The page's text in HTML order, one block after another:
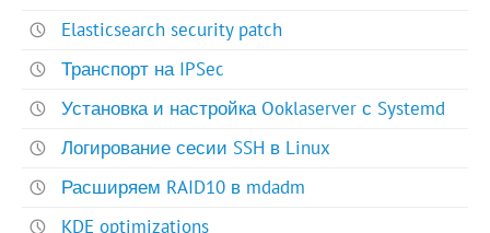
Elasticsearch security patch
Транспорт на IPSec
Установка и настройка Ooklaserver с Systemd
Логирование сесии SSH в Linux
Расширяем RAID10 в mdadm
KDE optimizations